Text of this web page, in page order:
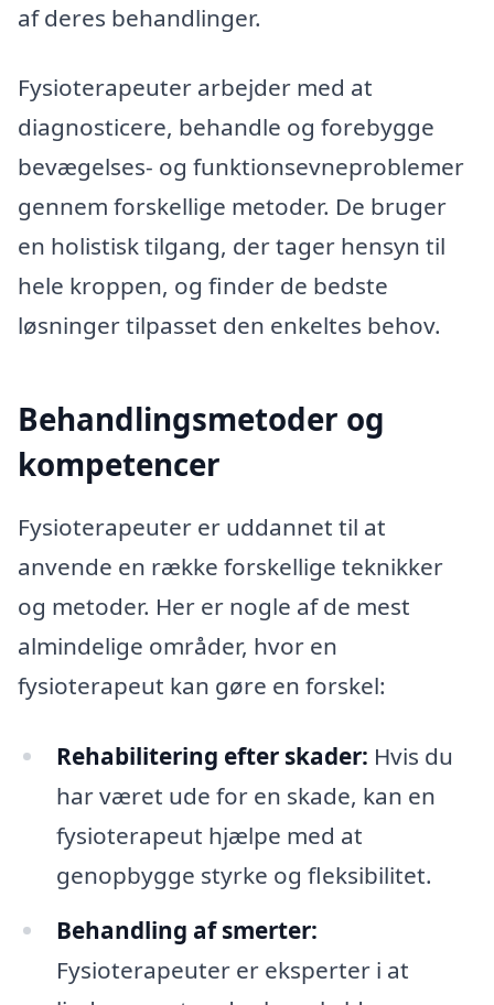
af deres behandlinger.
Fysioterapeuter arbejder med at
diagnosticere, behandle og forebygge
bevægelses- og funktionsevneproblemer
gennem forskellige metoder. De bruger
en holistisk tilgang, der tager hensyn til
hele kroppen, og finder de bedste
løsninger tilpasset den enkeltes behov.
Behandlingsmetoder og
kompetencer
Fysioterapeuter er uddannet til at
anvende en række forskellige teknikker
og metoder. Her er nogle af de mest
almindelige områder, hvor en
fysioterapeut kan gøre en forskel:
Rehabilitering efter skader: Hvis du
har været ude for en skade, kan en
fysioterapeut hjælpe med at
genopbygge styrke og fleksibilitet.
Behandling af smerter:
Fysioterapeuter er eksperter i at